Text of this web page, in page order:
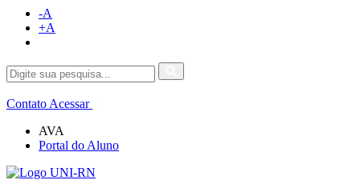
-A
+A
Contato Acessar
AVA
Portal do Aluno